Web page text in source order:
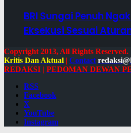
BRI Sungai Penuh
Eksekusi Sesuai
Copyright 2013, All Rights
Kritis Dan Aktual | Contact
REDAKSI | PEDOMAN DEWAN
RSS
Facebook
X
YouTube
Instagram